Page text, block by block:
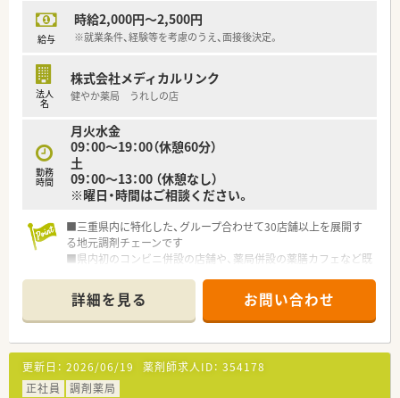
給与
時給2,000円～2,500円
※就業条件、経験等を考慮のうえ、面接後決定。
法人
名
株式会社メディカルリンク
健やか薬局 うれしの店
勤務
時間
月火水金
09：00～19：00（休憩60分）
土
09：00～13：00 （休憩なし）
※曜日・時間はご相談ください。
■三重県内に特化した、グループ合わせて30店舗以上を展開す
る地元調剤チェーンです
■県内初のコンビニ併設の店舗や、薬局併設の薬膳カフェなど既
■在宅には積極的に取り組んでおり、三重県では在宅件数トップ
クラスです。
■産休・育休取得率は100％！ほぼ全員が復帰をされており、時短
での勤務者もいらっしゃいます。
詳細を見る お問い合わせ
更新日： 2026/06/19 薬剤師求人ID： 354178
正社員
調剤薬局